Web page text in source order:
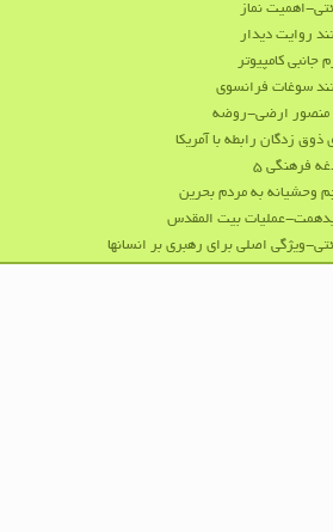
اهمیت نماز
روایت دیدار
جانبی کامپیوتر
سوغات فرانسوی
منصور ارضی-روضه
ذوق زدگان رابطه با آمریکا
فرهنگی ۵
وحشیانه به مردم بحرین
عملیات بیت المقدس
ویژگی اصلی برای رهبری بر انسانها